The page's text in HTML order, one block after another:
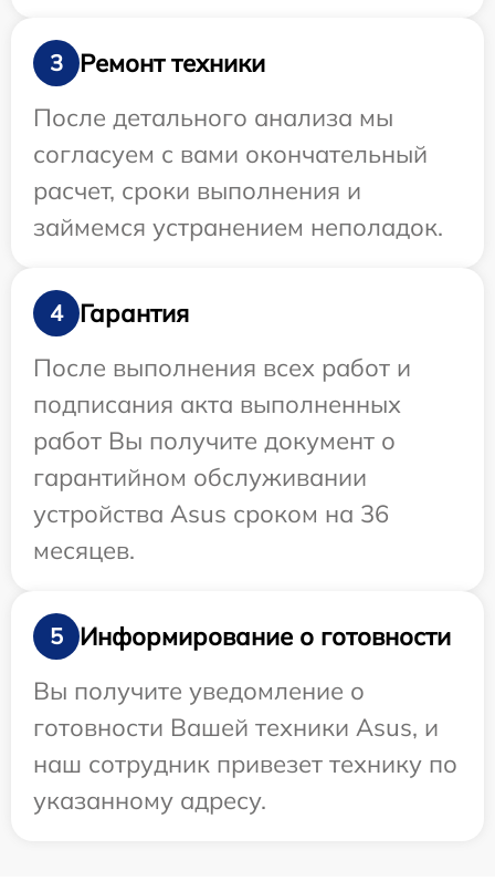
3
Ремонт техники
После детального анализа мы
согласуем с вами окончательный
расчет, сроки выполнения и
займемся устранением неполадок.
4
Гарантия
После выполнения всех работ и
подписания акта выполненных
работ Вы получите документ о
гарантийном обслуживании
устройства Asus сроком на 36
месяцев.
5
Информирование о готовности
Вы получите уведомление о
готовности Вашей техники Asus, и
наш сотрудник привезет технику по
указанному адресу.